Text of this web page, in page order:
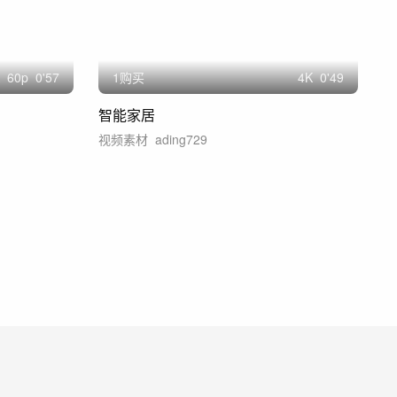
60p 0'57 1购买 4K 0'49
智能家居
视频素材 ading729